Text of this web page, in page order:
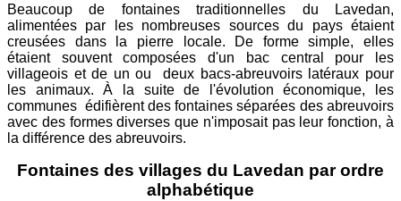
Beaucoup de fontaines traditionnelles du Lavedan,
alimentées par les nombreuses sources du pays étaient
creusées dans la pierre locale. De forme simple, elles
étaient souvent composées d'un bac central pour les
villageois et de un ou deux bacs-abreuvoirs latéraux pour
les animaux. À la suite de l'évolution économique, les
communes édifièrent des fontaines séparées des abreuvoirs
avec des formes diverses que n'imposait pas leur fonction, à
la différence des abreuvoirs.
Fontaines des villages du Lavedan par ordre
alphabétique